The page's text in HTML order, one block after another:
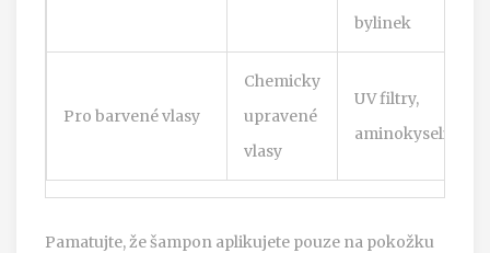
bylinek
Pro barvené vlasy
Chemicky
upravené
vlasy
UV filtry,
aminokyseliny
Pamatujte, že šampon aplikujete pouze na pokožku